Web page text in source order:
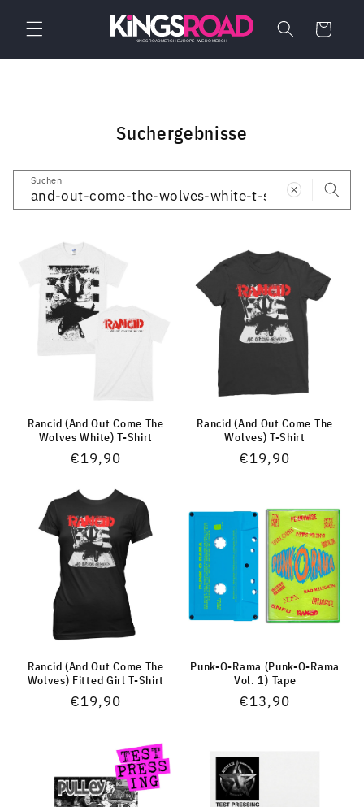
zum
Inhalt
Warenkorb
Suchergebnisse
Suchen
Rancid (And Out Come The
Wolves White) T-Shirt
Normaler
€19,90
Rancid (And Out Come The
Wolves) T-Shirt
Normaler
€19,90
Rancid (And Out Come The
Wolves) Fitted Girl T-Shirt
Normaler
€19,90
Punk-O-Rama (Punk-O-Rama
Vol. 1) Tape
Normaler
€13,90